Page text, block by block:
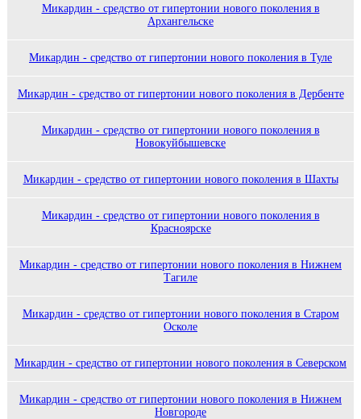
Микардин - средство от гипертонии нового поколения в
Архангельске
Микардин - средство от гипертонии нового поколения в Туле
Микардин - средство от гипертонии нового поколения в Дербенте
Микардин - средство от гипертонии нового поколения в
Новокуйбышевске
Микардин - средство от гипертонии нового поколения в Шахты
Микардин - средство от гипертонии нового поколения в
Красноярске
Микардин - средство от гипертонии нового поколения в Нижнем
Тагиле
Микардин - средство от гипертонии нового поколения в Старом
Осколе
Микардин - средство от гипертонии нового поколения в Северском
Микардин - средство от гипертонии нового поколения в Нижнем
Новгороде